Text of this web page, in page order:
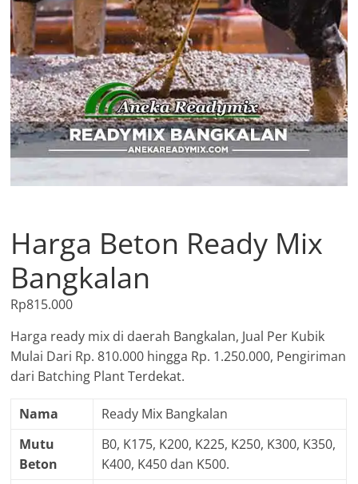
Harga Beton Ready Mix
Bangkalan
Rp815.000
Harga ready mix di daerah Bangkalan, Jual Per Kubik
Mulai Dari Rp. 810.000 hingga Rp. 1.250.000, Pengiriman
dari Batching Plant Terdekat.
Nama
Ready Mix Bangkalan
Mutu
Beton
B0, K175, K200, K225, K250, K300, K350,
K400, K450 dan K500.